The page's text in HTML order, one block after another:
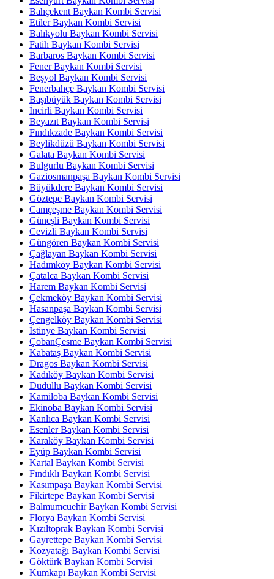
Bahçekent Baykan Kombi Servisi
Etiler Baykan Kombi Servisi
Balıkyolu Baykan Kombi Servisi
Fatih Baykan Kombi Servisi
Barbaros Baykan Kombi Servisi
Fener Baykan Kombi Servisi
Beşyol Baykan Kombi Servisi
Fenerbahçe Baykan Kombi Servisi
Başıbüyük Baykan Kombi Servisi
İncirli Baykan Kombi Servisi
Beyazıt Baykan Kombi Servisi
Fındıkzade Baykan Kombi Servisi
Beylikdüzü Baykan Kombi Servisi
Galata Baykan Kombi Servisi
Bulgurlu Baykan Kombi Servisi
Gaziosmanpaşa Baykan Kombi Servisi
Büyükdere Baykan Kombi Servisi
Göztepe Baykan Kombi Servisi
Camçeşme Baykan Kombi Servisi
Güneşli Baykan Kombi Servisi
Cevizli Baykan Kombi Servisi
Güngören Baykan Kombi Servisi
Çağlayan Baykan Kombi Servisi
Hadımköy Baykan Kombi Servisi
Çatalca Baykan Kombi Servisi
Harem Baykan Kombi Servisi
Çekmeköy Baykan Kombi Servisi
Hasanpaşa Baykan Kombi Servisi
Çengelköy Baykan Kombi Servisi
İstinye Baykan Kombi Servisi
ÇobanÇesme Baykan Kombi Servisi
Kabataş Baykan Kombi Servisi
Dragos Baykan Kombi Servisi
Kadıköy Baykan Kombi Servisi
Dudullu Baykan Kombi Servisi
Kamiloba Baykan Kombi Servisi
Ekinoba Baykan Kombi Servisi
Kanlıca Baykan Kombi Servisi
Esenler Baykan Kombi Servisi
Karaköy Baykan Kombi Servisi
Eyüp Baykan Kombi Servisi
Kartal Baykan Kombi Servisi
Fındıklı Baykan Kombi Servisi
Kasımpaşa Baykan Kombi Servisi
Fikirtepe Baykan Kombi Servisi
Balmumcuehir Baykan Kombi Servisi
Florya Baykan Kombi Servisi
Kızıltoprak Baykan Kombi Servisi
Gayrettepe Baykan Kombi Servisi
Kozyatağı Baykan Kombi Servisi
Göktürk Baykan Kombi Servisi
Kumkapı Baykan Kombi Servisi